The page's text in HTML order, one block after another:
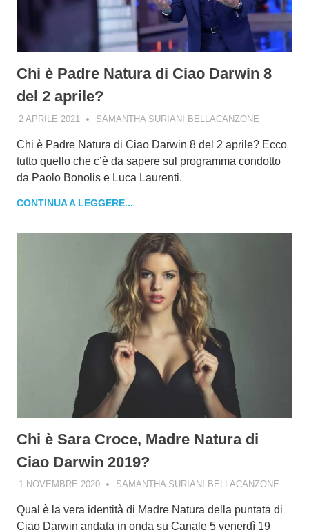
Chi è Padre Natura di Ciao Darwin 8
del 2 aprile?
2 APRILE 2021 SAMANTHA SURIANI BELLACANZONE
Chi è Padre Natura di Ciao Darwin 8 del 2 aprile? Ecco
tutto quello che c’è da sapere sul programma condotto
da Paolo Bonolis e Luca Laurenti.
CONTINUA A LEGGERE...
Chi è Sara Croce, Madre Natura di
Ciao Darwin 2019?
1 NOVEMBRE 2020 SAMANTHA SURIANI BELLACANZONE
Qual è la vera identità di Madre Natura della puntata di
Ciao Darwin andata in onda su Canale 5 venerdì 19